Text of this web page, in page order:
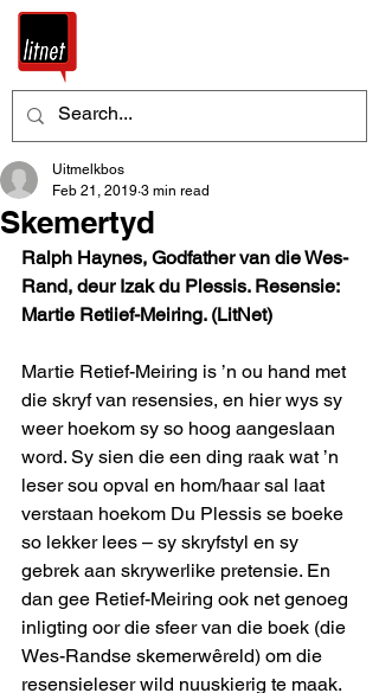
Skemertyd
Uitmelkbos
Feb 21, 2019 3 min read
Ralph Haynes, Godfather van die Wes-
Rand, deur Izak du Plessis. Resensie:
Martie Retiief-Meiring. (LitNet)
Martie Retief-Meiring is ’n ou hand met
die skryf van resensies, en hier wys sy
weer hoekom sy so hoog aangeslaan
word. Sy sien die een ding raak wat ’n
leser sou opval en hom/haar sal laat
verstaan hoekom Du Plessis se boeke
so lekker lees – sy skryfstyl en sy
gebrek aan skrywerlike pretensie. En
dan gee Retief-Meiring ook net genoeg
inligting oor die sfeer van die boek (die
Wes-Randse skemerwêreld) om die
resensieleser wild nuuskierig te maak.